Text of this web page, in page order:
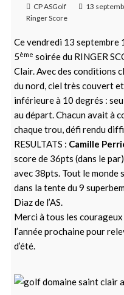
CP ASGolf 13
Ringer Score
Ce vendredi 13 septembre
5ème soirée du RINGER
Clair. Avec des conditions
du nord, ciel très couvert
inférieure à 10 degrés :
au départ. Chacun avait à
chaque trou, défi rendu
RESULTATS : Camille
score de 36pts (dans le
avec 38pts. Tout le monde
dans la tente du 9
Diaz de l’AS.
Merci à tous les
l’année prochaine pour
d’été.